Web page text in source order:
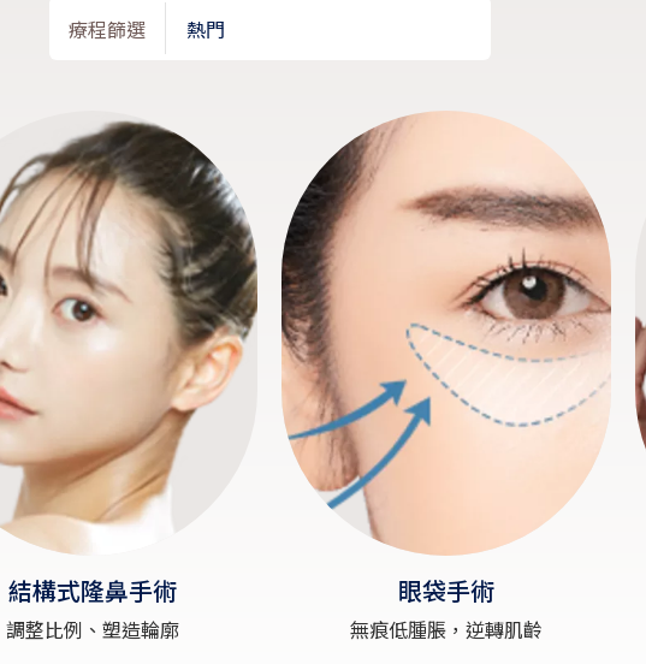
療程篩選 熱門
結構式隆鼻手術
調整比例、塑造輪廓
眼袋手術
無痕低腫脹，逆轉肌齡